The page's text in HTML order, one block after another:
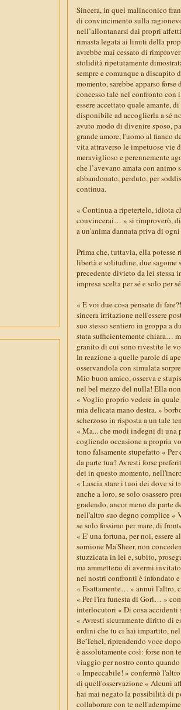
Sincera, in quel malinconico
di convincimento sulla
nell’allontanarsi dai propri
rimasta legata ai limiti della
avrebbe mai cessato di
stolidità ripetutamente
sempre e comunque a discapito
momento, sarebbe apparso
concesso tale nel confronto
essere accettato quale amante,
disponibile ad accoglierla a sé
avuto modo di divenire sposo,
grande amore, l'uomo al fianco
vita attraverso le impetuose vie
meraviglioso e perennemente
che l’avevano amata con animo
abbandonato, perduto, per
continua.
« Continua a ripetertelo, idiota
convincerai… » si rimproverò,
a un'anima dannata priva di
Prima che, tuttavia, ella potesse
libertà e solitudine, due
precedente divieto da lei
impresa scelta per sé e solo per
« E voi due cosa pensate di
sincera irritazione nell'essere
suo stesso sentiero in groppa a
stata sufficientemente chiara…
granito di cui sono rivestite le
In reazione a quelle parole di
osservandola con simulata
Mio buon amico, osserva e
nel bel mezzo del nulla! Ella
« Voglio proprio vedere in
mia delicata mano destra. »
scherzoso in risposta a un tale
« Ma... che modi indegni di una
cogliendo occasione a propria
tono falsamente stupefatto «
da parte tua? Avresti forse
dei in questo momento,
« Lascia stare i tuoi dei dove si
anche a loro, se solo osassero
gradendo, ancor meno da parte
nell'altro suo degno complice «
se solo fossimo per mare, di
« E' una fortuna, per noi, essere
sornione Ma'Sheer, non
stuzzicata in lei e, subito,
ma ammetterai di avermi
nei nostri confronti è infondato
« Esattamente… » annuì l'altro,
« Per l'ira funesta di Gorl… »
interlocutori « Di cosa accidenti
« Avresti sicuramente diritto di
ordini che tu ci hai impartito,
Be'Tehel, riprendendo voce
è assolutamente così: forse non
viaggio per nostro conto
« Impeccabile! » confermò
di quell'osservazione « Alcuni
hai mai negato la possibilità di
collaborare con te